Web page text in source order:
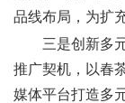
品线布局，为扩
三是创新多
推广契机，以春
媒体平台打造多